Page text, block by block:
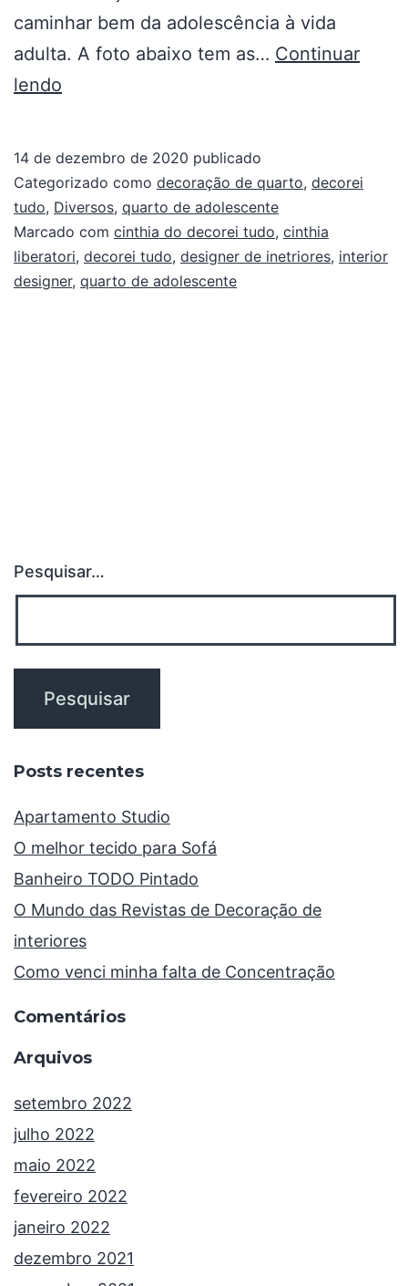
caminhar bem da adolescência à vida
adulta. A foto abaixo tem as… Continuar
lendo
14 de dezembro de 2020 publicado
Categorizado como decoração de quarto, decorei
tudo, Diversos, quarto de adolescente
Marcado com cinthia do decorei tudo, cinthia
liberatori, decorei tudo, designer de inetriores, interior
designer, quarto de adolescente
Pesquisar…
Posts recentes
Apartamento Studio
O melhor tecido para Sofá
Banheiro TODO Pintado
O Mundo das Revistas de Decoração de
interiores
Como venci minha falta de Concentração
Comentários
Arquivos
setembro 2022
julho 2022
maio 2022
fevereiro 2022
janeiro 2022
dezembro 2021